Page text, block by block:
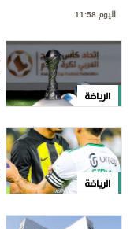
اليوم 11:58
الرياضة
الرياضة